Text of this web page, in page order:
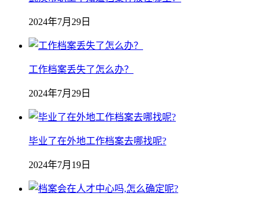
2024年7月29日
工作档案丢失了怎么办？
2024年7月29日
毕业了在外地工作档案去哪找呢?
2024年7月19日